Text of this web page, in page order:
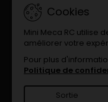
Cookies
Mini Meca RC utilise
améliorer votre
Pour plus
Politique de
Sortie